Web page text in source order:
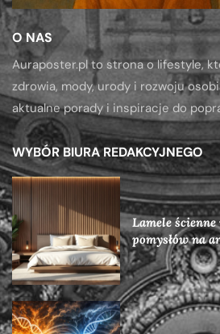
O NAS
Auraposter.pl to strona o lifestyle,
zdrowia, mody, urody i rozwoju
aktualne porady i inspiracje do
WYBÓR BIURA REDAKCYJNEGO
Lamele
pomysłów na